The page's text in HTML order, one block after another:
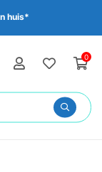
huis*
0